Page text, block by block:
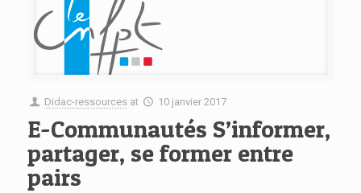
Didac-ressources at 10 janvier 2017
E-Communautés S’informer,
partager, se former entre
pairs